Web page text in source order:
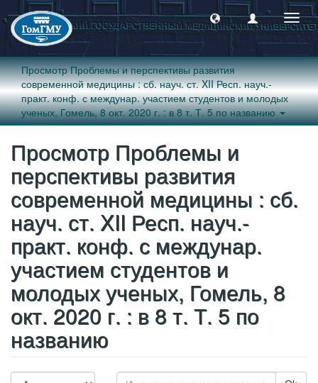
Просмотр Проблемы и перспективы развития
современной медицины : сб. науч. ст. XII Респ. науч.-
практ. конф. с междунар. участием студентов и молодых
ученых, Гомель, 8 окт. 2020 г. : в 8 т. Т. 5 по названию
Просмотр Проблемы и
перспективы развития
современной медицины : сб.
науч. ст. XII Респ. науч.-
практ. конф. с междунар.
участием студентов и
молодых ученых, Гомель, 8
окт. 2020 г. : в 8 т. Т. 5 по
названию